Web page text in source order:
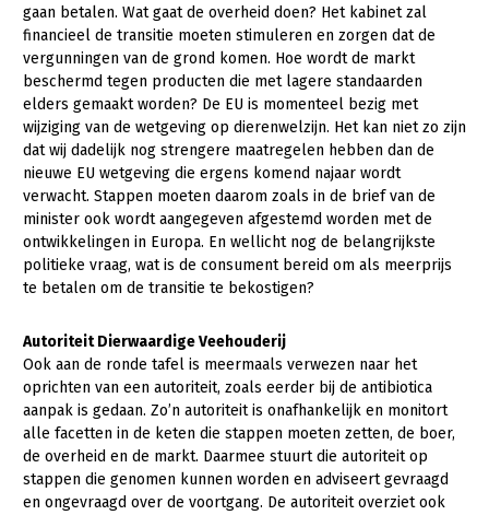
Contact
gaan betalen. Wat gaat de overheid doen? Het kabinet zal
financieel de transitie moeten stimuleren en zorgen dat de
vergunningen van de grond komen. Hoe wordt de markt
beschermd tegen producten die met lagere standaarden
elders gemaakt worden? De EU is momenteel bezig met
wijziging van de wetgeving op dierenwelzijn. Het kan niet zo zijn
dat wij dadelijk nog strengere maatregelen hebben dan de
nieuwe EU wetgeving die ergens komend najaar wordt
verwacht. Stappen moeten daarom zoals in de brief van de
minister ook wordt aangegeven afgestemd worden met de
ontwikkelingen in Europa. En wellicht nog de belangrijkste
politieke vraag, wat is de consument bereid om als meerprijs
te betalen om de transitie te bekostigen?
Autoriteit Dierwaardige Veehouderij
Ook aan de ronde tafel is meermaals verwezen naar het
oprichten van een autoriteit, zoals eerder bij de antibiotica
aanpak is gedaan. Zo’n autoriteit is onafhankelijk en monitort
alle facetten in de keten die stappen moeten zetten, de boer,
de overheid en de markt. Daarmee stuurt die autoriteit op
stappen die genomen kunnen worden en adviseert gevraagd
en ongevraagd over de voortgang. De autoriteit overziet ook